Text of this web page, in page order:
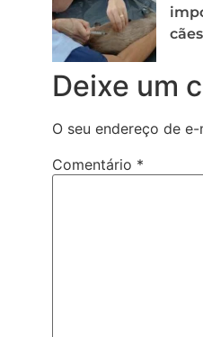
Deixe um
O seu endereço de
Comentário *